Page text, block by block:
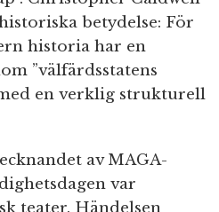
betydelse: För
historia har en
”välfärdsstatens
en verklig strukturell
av MAGA-
var
teater. Händelsen